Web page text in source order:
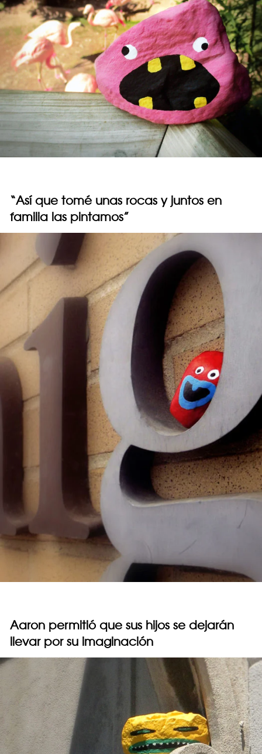
“Así que tomé unas rocas y juntos en
familia las pintamos”
Aaron permitió que sus hijos se dejarán
llevar por su imaginación